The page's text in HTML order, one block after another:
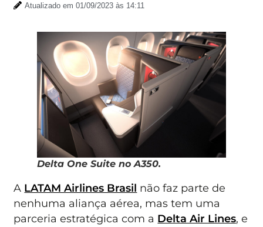
Atualizado em 01/09/2023 às 14:11
Delta One Suite no A350.
A LATAM Airlines Brasil não faz parte de
nenhuma aliança aérea, mas tem uma
parceria estratégica com a Delta Air Lines, e